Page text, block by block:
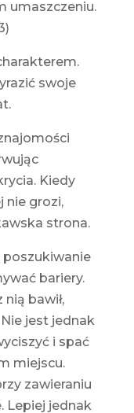
umaszczeniu.
swoje
Kiedy
nie grozi,
strona.
poszukiwanie
bariery.
nią bawił,
jest jednak
i spać
miejscu.
zawieraniu
Lepiej jednak